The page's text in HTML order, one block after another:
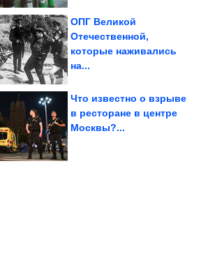
Самые крупные
ОПГ Великой
Отечественной,
которые наживались
на...
Что известно об аресте
главы «Граждан
СССР»?...
Что известно о взрыве
в ресторане в центре
Москвы?...